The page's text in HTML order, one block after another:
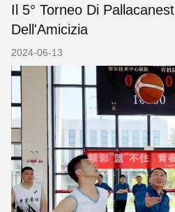
Il 5° Torneo Di
Dell'Amicizia
2024-06-13